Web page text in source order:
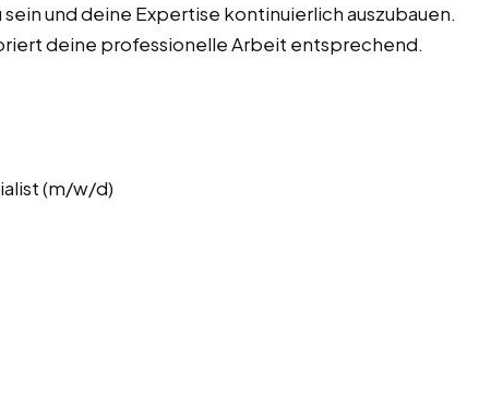
und deine Expertise kontinuierlich auszubauen.
deine professionelle Arbeit entsprechend.
(m/w/d)